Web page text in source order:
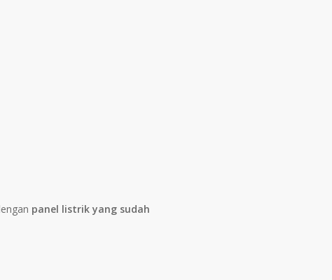
panel listrik yang sudah